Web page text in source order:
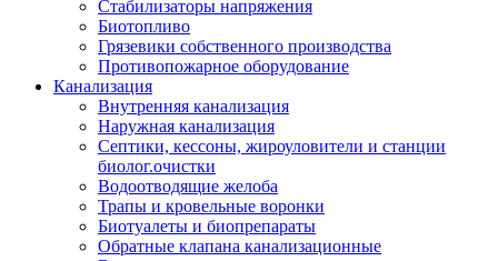
Стабилизаторы напряжения
Биотопливо
Грязевики собственного производства
Противопожарное оборудование
Канализация
Внутренняя канализация
Наружная канализация
Септики, кессоны, жироуловители и станции
биолог.очистки
Водоотводящие желоба
Трапы и кровельные воронки
Биотуалеты и биопрепараты
Обратные клапана канализационные